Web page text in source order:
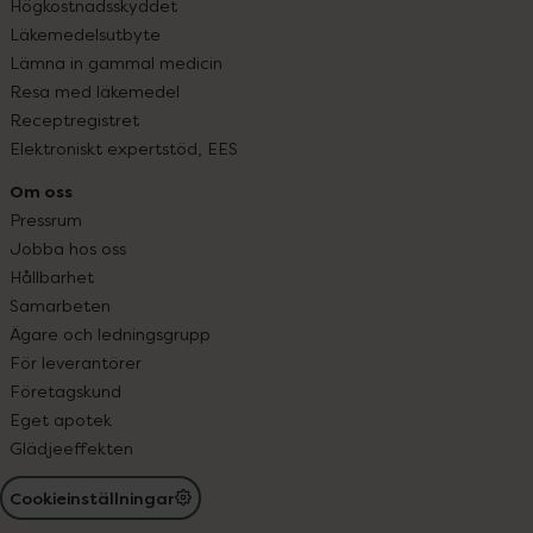
Högkostnadsskyddet
Läkemedelsutbyte
Lämna in gammal medicin
Resa med läkemedel
Receptregistret
Elektroniskt expertstöd, EES
Om oss
Pressrum
Jobba hos oss
Hållbarhet
Samarbeten
Ägare och ledningsgrupp
För leverantörer
Företagskund
Eget apotek
Glädjeeffekten
Cookieinställningar